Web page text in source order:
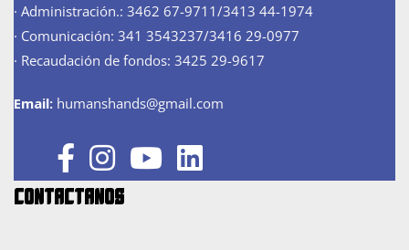
· Administración.: 3462 67-9711/3413 44-1974
· Comunicación: 341 3543237/3416 29-0977
· Recaudación de fondos: 3425 29-9617
Email: humanshands@gmail.com
Contáctanos